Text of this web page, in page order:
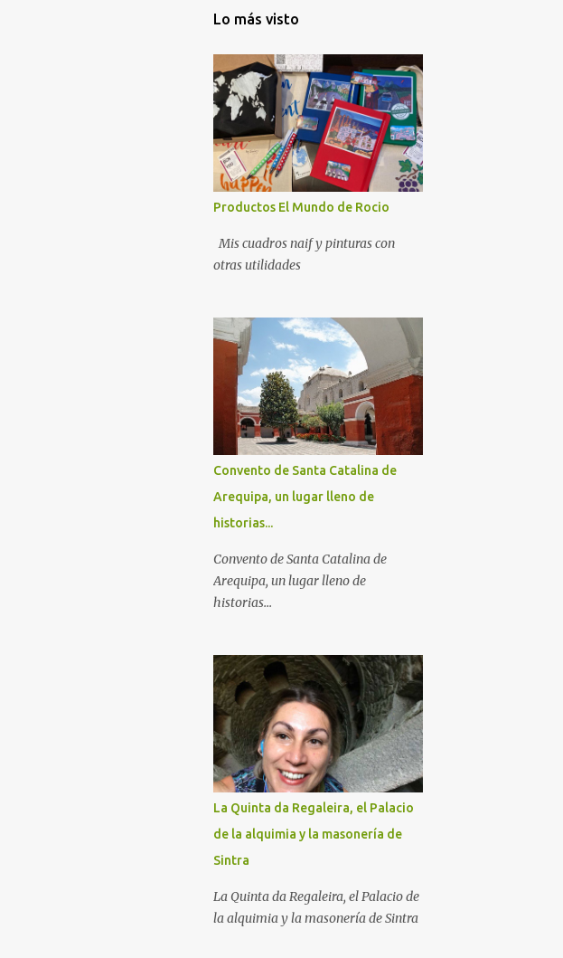
Lo más visto
Productos El Mundo de Rocio
Mis cuadros naif y pinturas con
otras utilidades
Convento de Santa Catalina de
Arequipa, un lugar lleno de
historias...
Convento de Santa Catalina de
Arequipa, un lugar lleno de
historias...
La Quinta da Regaleira, el Palacio
de la alquimia y la masonería de
Sintra
La Quinta da Regaleira, el Palacio de
la alquimia y la masonería de Sintra